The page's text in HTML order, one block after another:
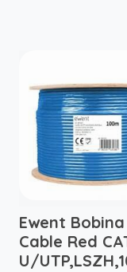
Ewent Bobina
Cable Red
U/